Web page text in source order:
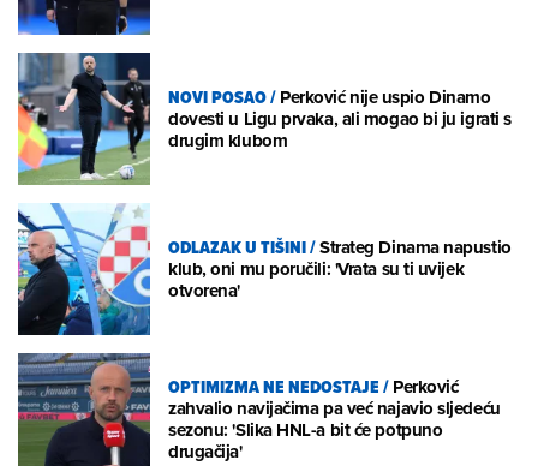
NOVI POSAO/Perković nije uspio Dinamo
dovesti u Ligu prvaka, ali mogao bi ju igrati s
drugim klubom
ODLAZAK U TIŠINI/Strateg Dinama napustio
klub, oni mu poručili: 'Vrata su ti uvijek
otvorena'
OPTIMIZMA NE NEDOSTAJE/Perković
zahvalio navijačima pa već najavio sljedeću
sezonu: 'Slika HNL-a bit će potpuno
drugačija'